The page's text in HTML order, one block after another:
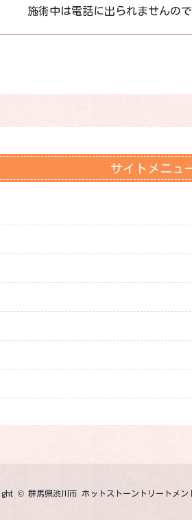
施術中は電話に出られませんの
サイトメニュ
© 群馬県渋川市 ホットストーントリートメン